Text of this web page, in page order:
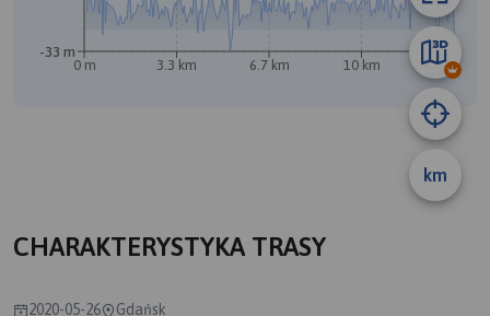
km
0 m 3.3 km 6.7 km 10 km 13 km
-33 m
CHARAKTERYSTYKA TRASY
2020-05-26 Gdańsk